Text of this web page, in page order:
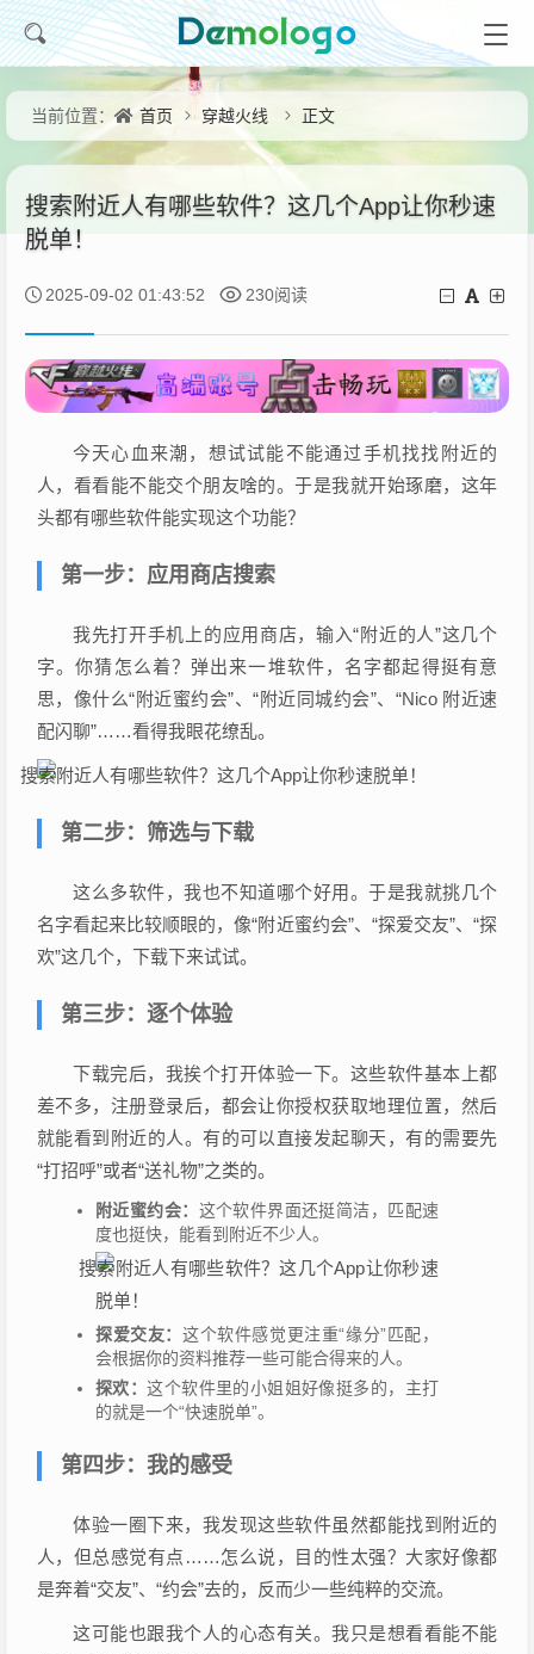
当前位置： 首页 穿越火线 正文
搜索附近人有哪些软件？这几个App让你秒速
脱单！
2025-09-02 01:43:52 230阅读
今天心血来潮，想试试能不能通过手机找找附近的
人，看看能不能交个朋友啥的。于是我就开始琢磨，这年
头都有哪些软件能实现这个功能？
第一步：应用商店搜索
我先打开手机上的应用商店，输入“附近的人”这几个
字。你猜怎么着？弹出来一堆软件，名字都起得挺有意
思，像什么“附近蜜约会”、“附近同城约会”、“Nico 附近速
配闪聊”……看得我眼花缭乱。
第二步：筛选与下载
这么多软件，我也不知道哪个好用。于是我就挑几个
名字看起来比较顺眼的，像“附近蜜约会”、“探爱交友”、“探
欢”这几个，下载下来试试。
第三步：逐个体验
下载完后，我挨个打开体验一下。这些软件基本上都
差不多，注册登录后，都会让你授权获取地理位置，然后
就能看到附近的人。有的可以直接发起聊天，有的需要先
“打招呼”或者“送礼物”之类的。
附近蜜约会： 这个软件界面还挺简洁，匹配速
度也挺快，能看到附近不少人。
探爱交友： 这个软件感觉更注重“缘分”匹配，
会根据你的资料推荐一些可能合得来的人。
探欢：这个软件里的小姐姐好像挺多的，主打
的就是一个“快速脱单”。
第四步：我的感受
体验一圈下来，我发现这些软件虽然都能找到附近的
人，但总感觉有点……怎么说，目的性太强？大家好像都
是奔着“交友”、“约会”去的，反而少一些纯粹的交流。
这可能也跟我个人的心态有关。我只是想看看能不能